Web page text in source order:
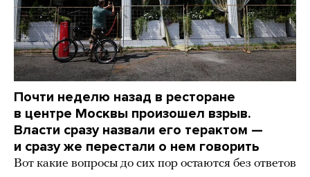
Почти неделю назад в ресторане
в центре Москвы произошел взрыв.
Власти сразу назвали его терактом —
и сразу же перестали о нем говорить
Вот какие вопросы до сих пор остаются без ответов